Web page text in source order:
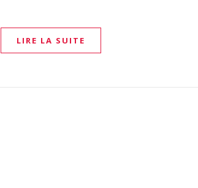
LIRE LA SUITE